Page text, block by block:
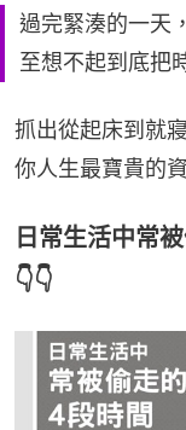
過完緊湊的一天
至想不起到底把
抓出從起床到就
你人生最寶貴的資
日常生活中常
👇👇